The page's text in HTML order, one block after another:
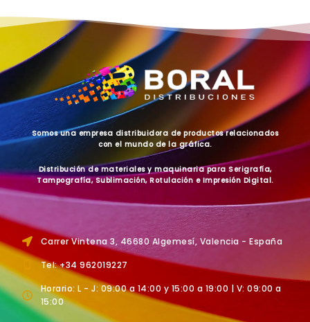
Somos una empresa distribuidora de productos relacionados
con el mundo de la gráfica.
Distribución de materiales y maquinaria para Serigrafía,
Tampografía, Sublimación, Rotulación e Impresión Digital.
Carrer Vintena 3, 46680 Algemesí, Valencia - España
Tel: +34 962019227
Horario: L - J: 09:00 a 14:00 y 15:00 a 19:00 | V: 09:00 a
15:00